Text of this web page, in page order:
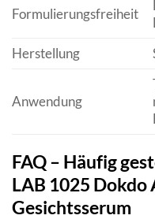
Formulierungsfreiheit
Herstellung
Anwendung
FAQ – Häufig
LAB 1025 Dokdo
Gesichtsserum